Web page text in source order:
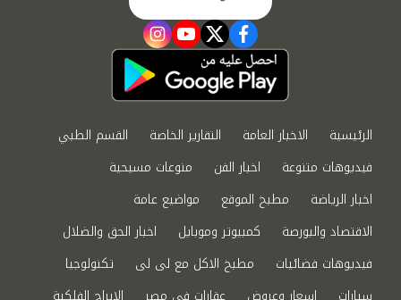
facebook
twitter
youtube
instagram
الرئيسية الاخبار العامة التقارير الخاصة
القسم الطبي
فيديوهات متنوعة
اخبار الفن
منوعات مسيحية
اخبار الرياضة
مطبخ الموقع
مواضيع عامة
الاقتصاد والبورصة
كمبيوتر وموبايل
اخبار الحق والضلال
فيديوهات فضائيات
مطبخ الاكل مع لى لى
تكنولوجيا